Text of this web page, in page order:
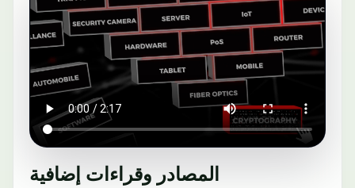
المصادر وقراءات إضافية